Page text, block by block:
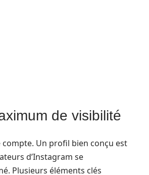
de visibilité
Un profil bien conçu est
d’Instagram se
Plusieurs éléments clés